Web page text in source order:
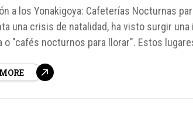
a los Yonakigoya: Cafeterías Nocturnas
una crisis de natalidad, ha visto surgir
o "cafés nocturnos para llorar". Estos